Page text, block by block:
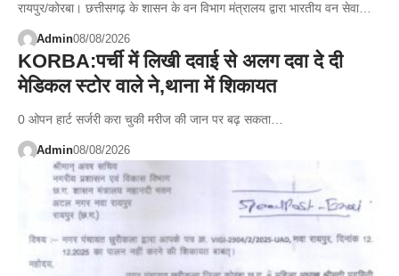
रायपुर/कोरबा। छत्तीसगढ़ के शासन के वन विभाग मंत्रालय द्वारा भारतीय वन सेवा…
Admin08/08/2026
KORBA:पर्ची में लिखी दवाई से अलग दवा दे दी
मेडिकल स्टोर वाले ने,थाना में शिकायत
0 ओपन हार्ट सर्जरी करा चुकी मरीज की जान पर बढ़ सकता…
Admin08/08/2026